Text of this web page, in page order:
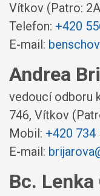
Vítkov (Patro:
Telefon: +420
E-mail:
Andrea
vedoucí odboru
746, Vítkov
Mobil: +420 734
E-mail:
Bc.